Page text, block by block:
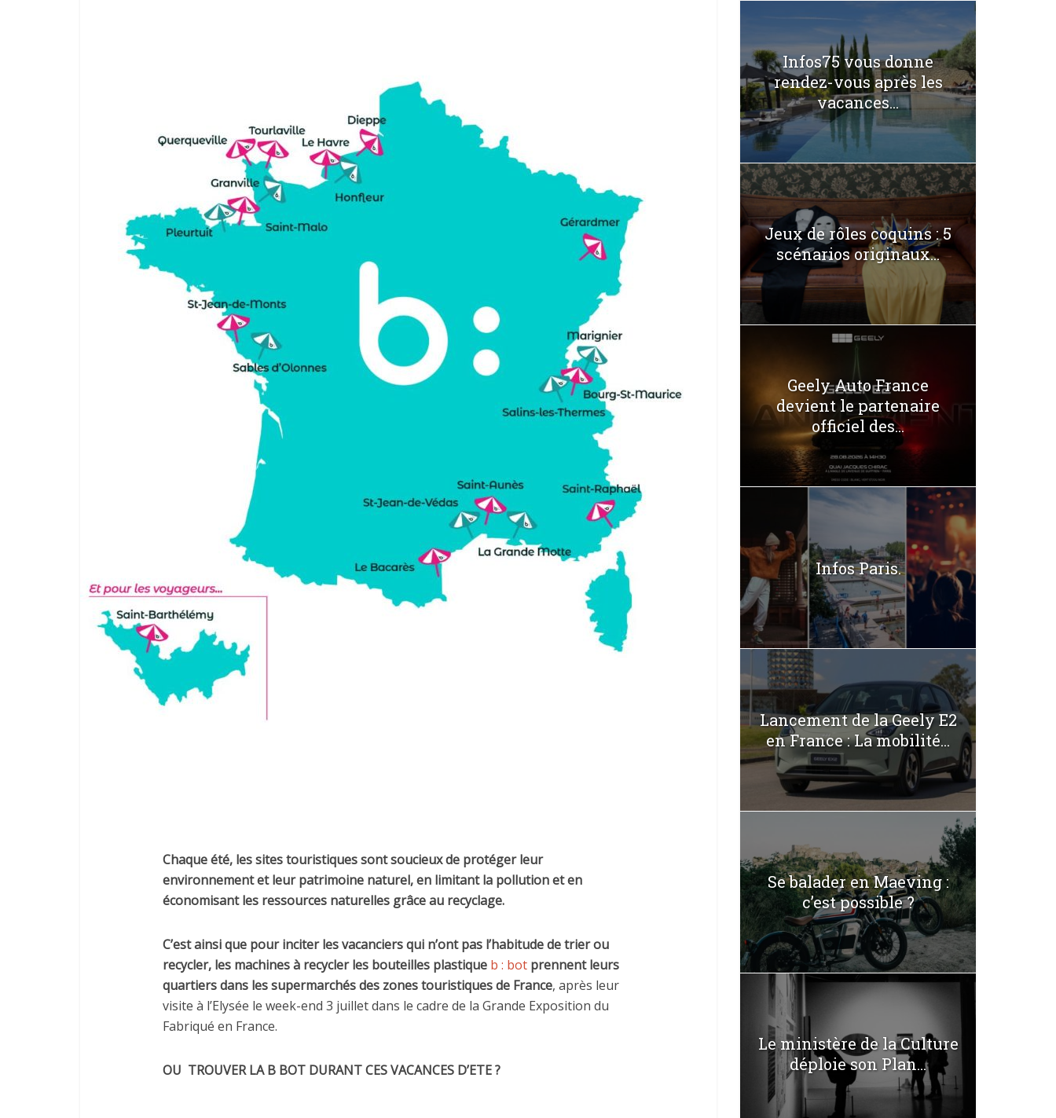
Chaque été, les sites touristiques sont soucieuxde protéger leur
environnement et leur patrimoine naturel, en limitant la pollution et en
économisant les ressources naturelles grâce au recyclage.
C’est ainsi que pour inciter les vacanciers qui n’ont pas l’habitude de trier ou
recycler, les machines à recycler les bouteilles plastique b : bot prennent leurs
quartiers dans les supermarchés des zones touristiques de France, après leur
visite à l’Elysée le week-end 3 juillet dans le cadre de la Grande Exposition du
Fabriqué en France.
OU TROUVER LA B BOT DURANT CES VACANCES D’ETE ?
Infos75 vous donne
rendez-vous après les
vacances...
Jeux de rôles coquins : 5
scénarios originaux...
Geely Auto France
devient le partenaire
officiel des...
Infos Paris.
Lancement de la Geely E2
en France : La mobilité...
Se balader en Maeving :
c’est possible ?
Le ministère de la Culture
déploie son Plan...